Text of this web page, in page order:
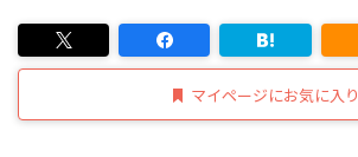
マイページにお気に入り